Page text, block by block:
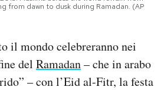
from dawn to dusk during Ramadan. (AP
il mondo celebreranno nei
del Ramadan– che in arabo
– con l’Eid al-Fitr, la festa